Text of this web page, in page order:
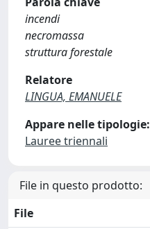
incendi
necromassa
struttura forestale
Relatore
LINGUA, EMANUELE
Appare nelle tipologie:
Lauree triennali
File in questo prodotto:
File